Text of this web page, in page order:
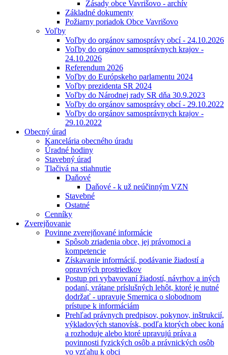
Zásady obce Vavrišovo - archív
Základné dokumenty
Požiarny poriadok Obce Vavrišovo
Voľby
Voľby do orgánov samosprávy obcí - 24.10.2026
Voľby do orgánov samosprávnych krajov -
24.10.2026
Referendum 2026
Voľby do Európskeho parlamentu 2024
Voľby prezidenta SR 2024
Voľby do Národnej rady SR dňa 30.9.2023
Voľby do orgánov samosprávy obcí - 29.10.2022
Voľby do orgánov samosprávnych krajov -
29.10.2022
Obecný úrad
Kancelária obecného úradu
Úradné hodiny
Stavebný úrad
Tlačivá na stiahnutie
Daňové
Daňové - k už neúčinným VZN
Stavebné
Ostatné
Cenníky
Zverejňovanie
Povinne zverejňované informácie
Spôsob zriadenia obce, jej právomoci a
kompetencie
Získavanie informácií, podávanie žiadostí a
opravných prostriedkov
Postup pri vybavovaní žiadostí, návrhov a iných
podaní, vrátane príslušných lehôt, ktoré je nutné
dodržať - upravuje Smernica o slobodnom
prístupe k informáciám
Prehľad právnych predpisov, pokynov, inštrukcií,
výkladových stanovísk, podľa ktorých obec koná
a rozhoduje alebo ktoré upravujú práva a
povinnosti fyzických osôb a právnických osôb
vo vzťahu k obci